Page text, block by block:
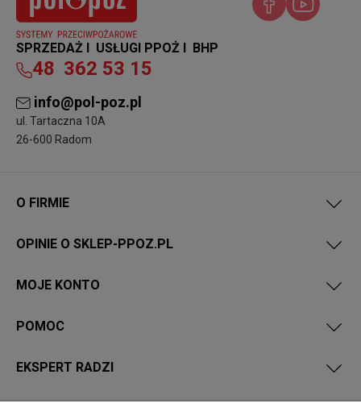
SPRZEDAŻ I USŁUGI PPOŻ I BHP
48 362 53 15
info@pol-poz.pl
ul. Tartaczna 10A
26-600 Radom
O FIRMIE
OPINIE O SKLEP-PPOZ.PL
MOJE KONTO
POMOC
EKSPERT RADZI